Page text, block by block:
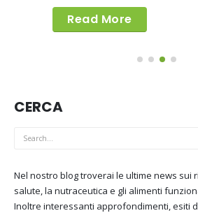
Read More
CERCA
Nel nostro blog troverai le ultime news sui
salute, la nutraceutica e gli alimenti
Inoltre interessanti approfondimenti, esiti